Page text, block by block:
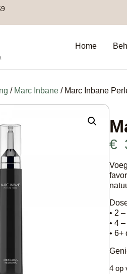
Home
/ Marc Inbane / Marc Inbane
€
• 2
• 4
• 6+
4 op